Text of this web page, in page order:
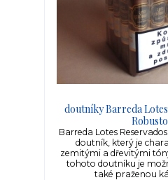
doutníky Barreda
Barreda Lotes
doutník, který je
zemitými a dřevitými
tohoto doutníku je
také praženou